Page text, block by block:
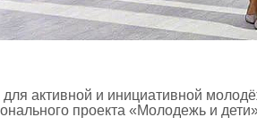
активной и инициативной
проекта «Молодежь и